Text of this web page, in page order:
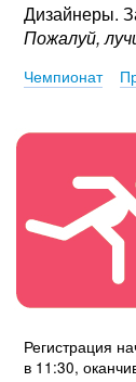
Дизайнеры.
Пожалуй,
Чемпионат
Регистрация
в 11:30,